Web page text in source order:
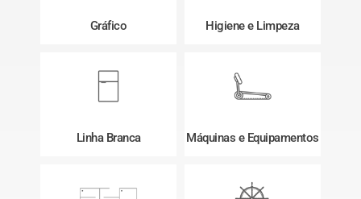
Gráfico Higiene e Limpeza
Linha Branca Máquinas e Equipamentos